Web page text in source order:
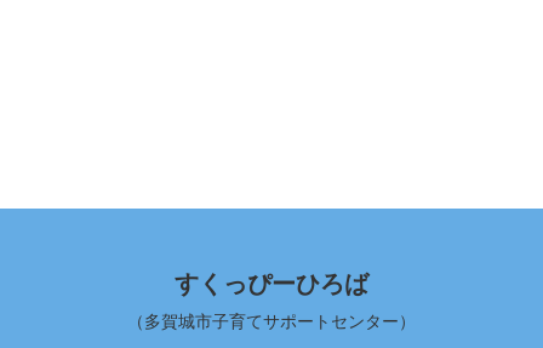
すくっぴーひろば
（多賀城市子育てサポートセンター）